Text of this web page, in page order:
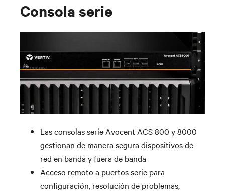
Consola serie
Las consolas serie Avocent ACS 800 y 8000
gestionan de manera segura dispositivos de
red en banda y fuera de banda
Acceso remoto a puertos serie para
configuración, resolución de problemas,